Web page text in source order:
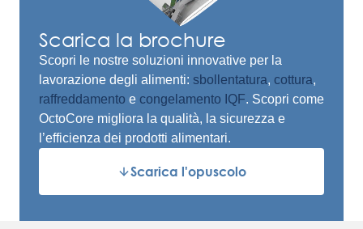
Scarica la brochure
Scopri le nostre soluzioni innovative per la
lavorazione degli alimenti: sbollentatura, cottura,
raffreddamento e congelamento IQF. Scopri come
OctoCore migliora la qualità, la sicurezza e
l’efficienza dei prodotti alimentari.
Scarica l'opuscolo